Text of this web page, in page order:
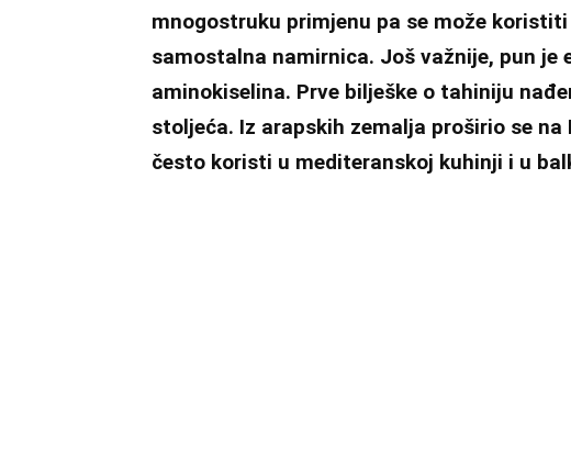
mnogostruku primjenu pa se može
samostalna namirnica. Još važnije, pun je
aminokiselina. Prve bilješke o tahiniju
stoljeća. Iz arapskih zemalja proširio se na
često koristi u mediteranskoj kuhinji i u